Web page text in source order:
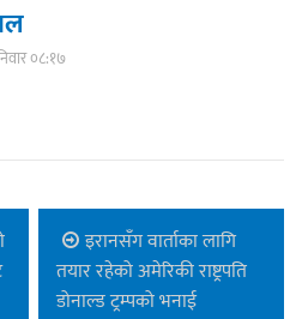
०८:१७
इरानसँग वार्ताका लागि
तयार रहेको अमेरिकी राष्ट्रपति
डोनाल्ड ट्रम्पको भनाई